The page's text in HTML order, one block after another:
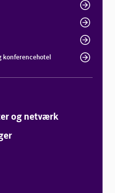
konferencehotel
og netværk